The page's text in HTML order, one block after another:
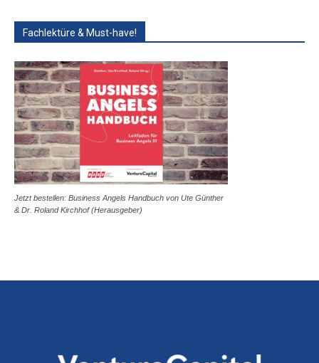
Fachlektüre & Must-have!
Jetzt bestellen: Business Angels Handbuch von Ute Günther
& Dr. Roland Kirchhof (Herausgeber)